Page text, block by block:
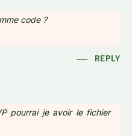
code ?
pourrai je avoir le fichier
REPLY